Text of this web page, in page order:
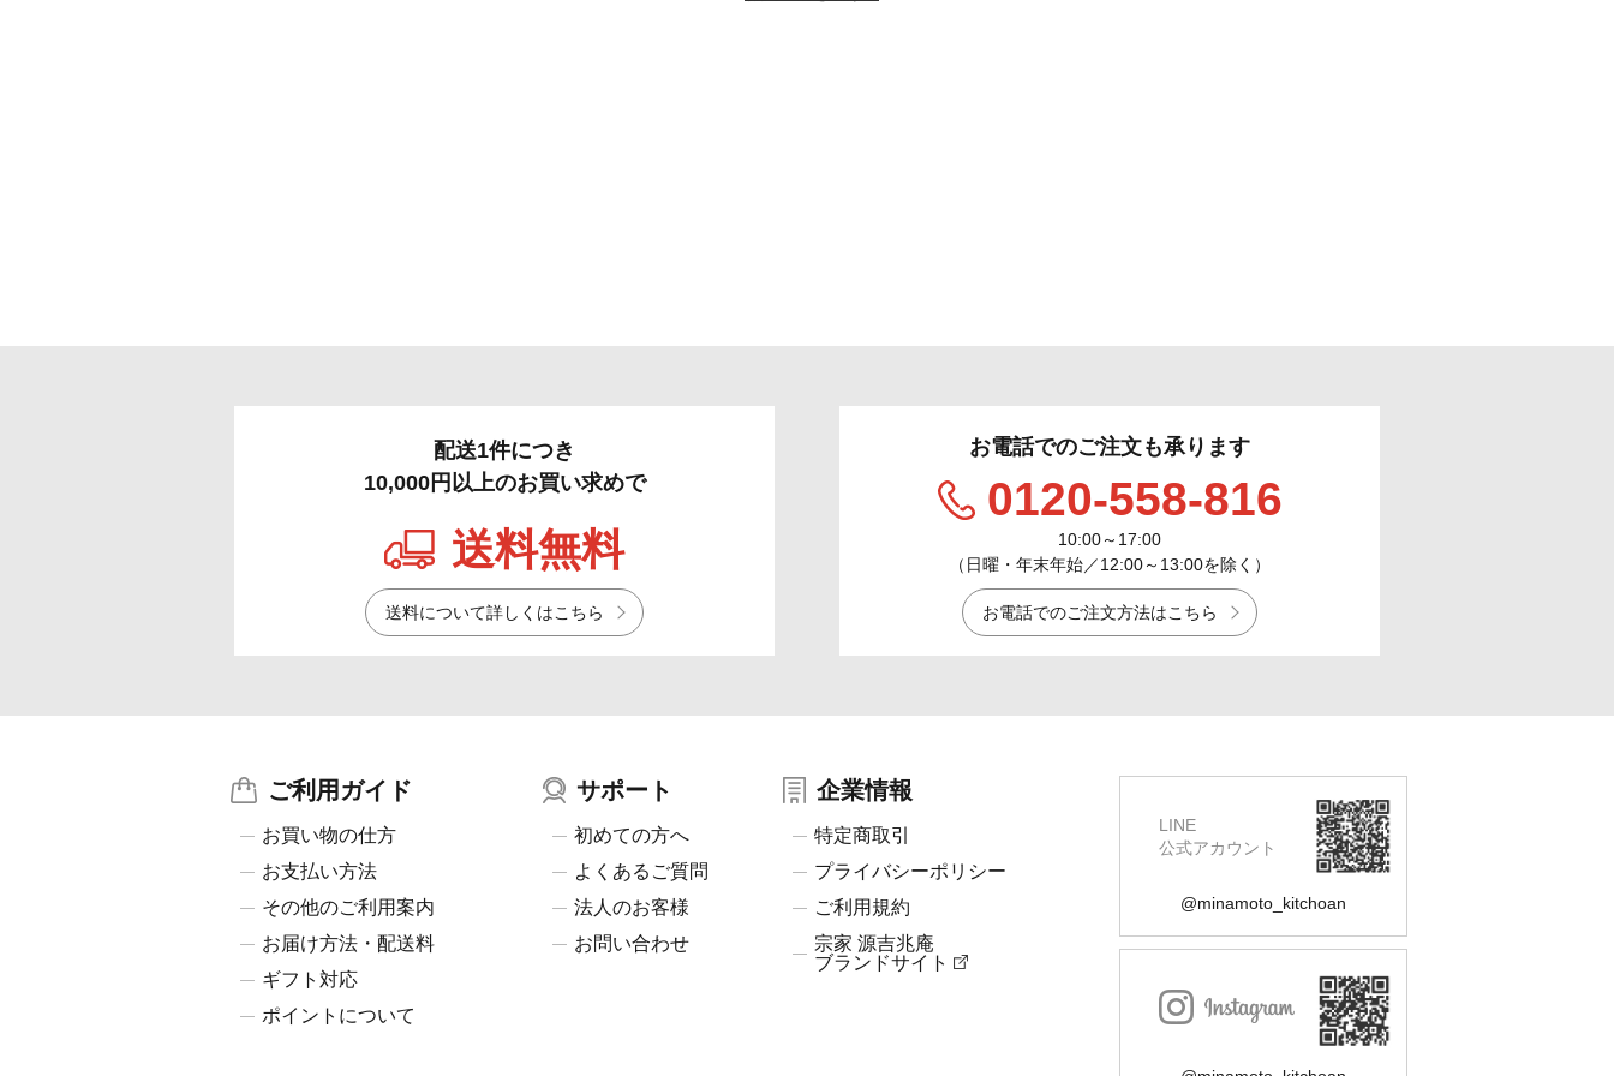
配送1件につき
10,000円以上のお買い求めで
送料無料
送料について詳しくはこちら
お電話でのご注文も承ります
0120-558-816
10:00～17:00
（日曜・年末年始／12:00～13:00を除く）
お電話でのご注文方法はこちら
ご利用ガイド
お買い物の仕方
お支払い方法
その他のご利用案内
お届け方法・配送料
ギフト対応
ポイントについて
サポート
初めての方へ
よくあるご質問
法人のお客様
お問い合わせ
企業情報
特定商取引
プライバシーポリシー
ご利用規約
宗家 源吉兆庵
ブランドサイト
LINE
公式アカウント
@minamoto_kitchoan